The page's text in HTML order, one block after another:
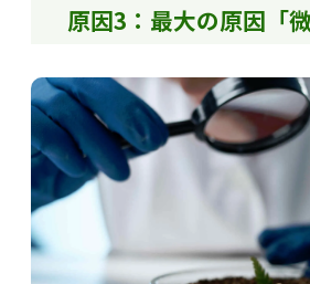
原因3：最大の原因「